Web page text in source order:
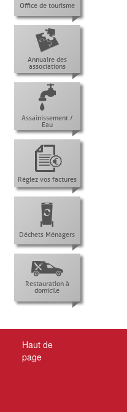
Office de tourisme
Annuaire des
associations
Assainissement /
Eau
Réglez vos factures
Déchets Ménagers
Restauration à
domicile
Haut de
page